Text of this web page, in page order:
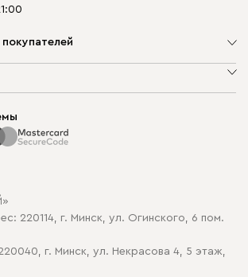
обработки cookie
220114, г. Минск, ул. Огинского, 6 пом.
г. Минск, ул. Некрасова 4, 5 этаж,